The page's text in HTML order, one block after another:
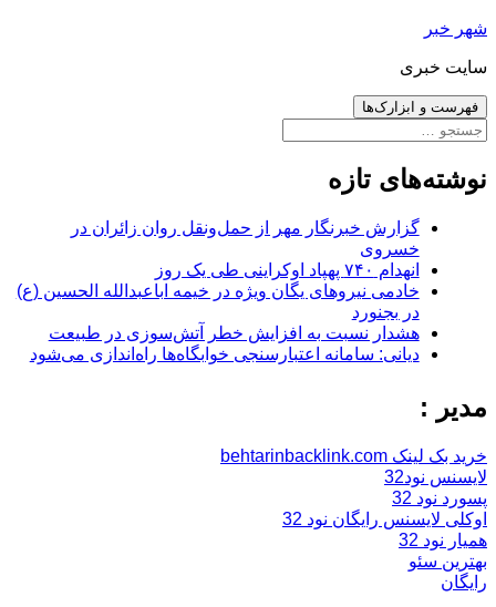
رفتن
نوشته‌ها
شهر خبر
سایت خبری
فهرست و ابزارک‌ها
جستجو
نوشته‌های تازه
گزارش خبرنگار مهر از حمل‌ونقل روان زائران در
خسروی
انهدام ۷۴۰ پهپاد اوکراینی طی یک روز
خادمی نیروهای یگان ویژه در خیمه اباعبدالله الحسین (ع)
در بجنورد
هشدار نسبت به افزایش خطر آتش‌سوزی در طبیعت
دیانی: سامانه اعتبارسنجی خوابگاه‌ها راه‌اندازی می‌شود
مدیر :
خرید بک لینک behtarinbacklink.com
لایسنس نود32
پسورد نود 32
اوکلی لایسنس رایگان نود 32
همیار نود 32
بهترین سئو
رایگان